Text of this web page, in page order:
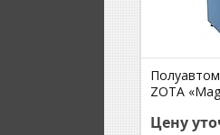
ZOTA
Цену